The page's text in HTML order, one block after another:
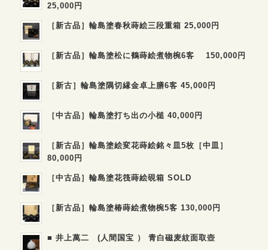
25,000円
［新古品］輪島塗春秋蒔絵三段重箱 25,000円
［新古品］輪島塗松に鶴蒔絵煮物椀6客 150,000円
［新古］輪島塗隅切縁金卓上膳6客 45,000円
［中古品］輪島塗打ち出の小槌 40,000円
［新古品］輪島塗絵変花蒔絵銘々皿5枚［中皿］
80,000円
［中古品］輪島塗花筏蒔絵硯箱 SOLD
［新古品］輪島塗椿蒔絵煮物椀5客 130,000円
■ 井上萬二 (人間国宝 ） 青白磁麦紋面取壺